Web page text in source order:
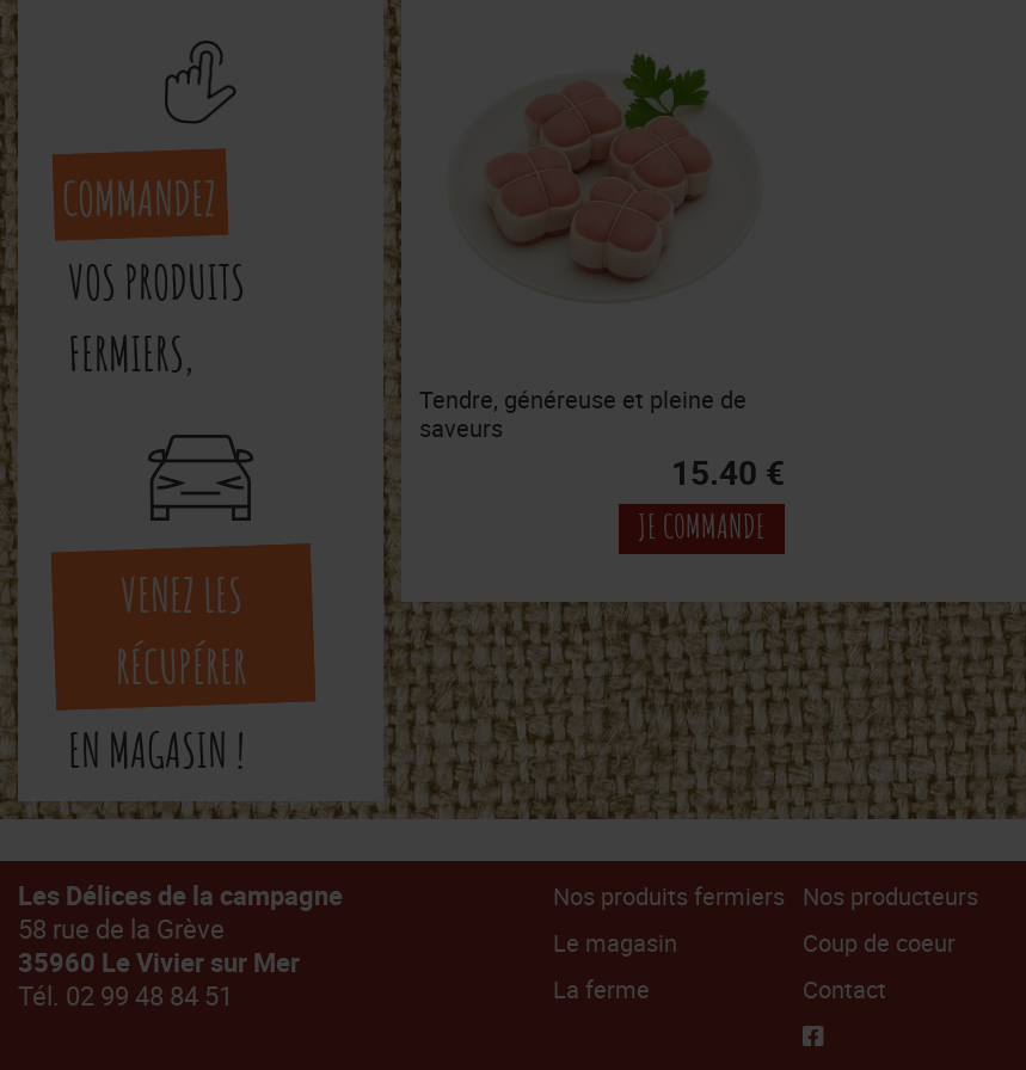
COMMANDEZ
VOS PRODUITS
FERMIERS,
VENEZ LES
RÉCUPÉRER
EN MAGASIN !
Tendre, généreuse et pleine de
saveurs
15.40 €
JE COMMANDE
Les Délices de la campagne
58 rue de la Grève
35960 Le Vivier sur Mer
Tél. 02 99 48 84 51
Nos produits fermiers
Le magasin
La ferme
Nos producteurs
Coup de coeur
Contact